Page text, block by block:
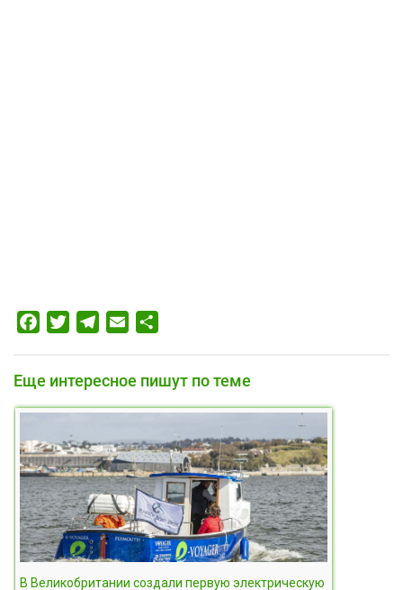
FacebookTwitterTelegram
Email
Еще интересное пишут по теме
В Великобритании создали первую электрическую